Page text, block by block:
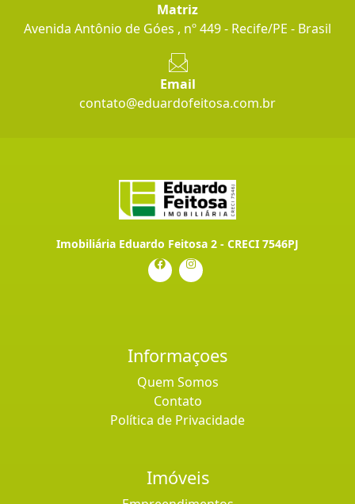
Matriz
Avenida Antônio de Góes , nº 449 - Recife/PE - Brasil
Email
contato@eduardofeitosa.com.br
Imobiliária Eduardo Feitosa 2 - CRECI 7546PJ
Informaçoes
Quem Somos
Contato
Política de Privacidade
Imóveis